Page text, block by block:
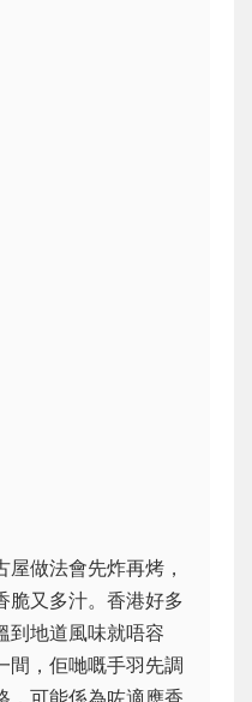
做法會先炸再烤，
脆又多汁。香港好多
到地道風味就唔容
間，佢哋嘅手羽先調
，可能係為咗適應香